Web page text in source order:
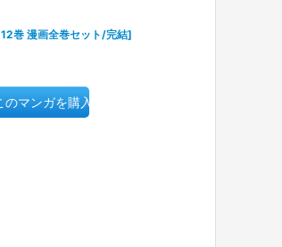
巻 漫画全巻セット/完結]
のマンガを購入